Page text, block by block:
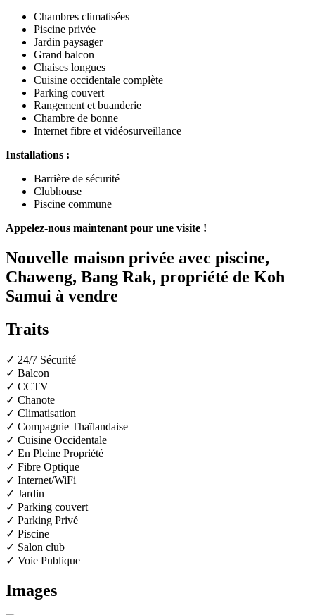
Chambres climatisées
Piscine privée
Jardin paysager
Grand balcon
Chaises longues
Cuisine occidentale complète
Parking couvert
Rangement et buanderie
Chambre de bonne
Internet fibre et vidéosurveillance
Installations :
Barrière de sécurité
Clubhouse
Piscine commune
Appelez-nous maintenant pour une visite !
Nouvelle maison privée avec piscine,
Chaweng, Bang Rak, propriété de Koh
Samui à vendre
Traits
✓ 24/7 Sécurité
✓ Balcon
✓ CCTV
✓ Chanote
✓ Climatisation
✓ Compagnie Thaïlandaise
✓ Cuisine Occidentale
✓ En Pleine Propriété
✓ Fibre Optique
✓ Internet/WiFi
✓ Jardin
✓ Parking couvert
✓ Parking Privé
✓ Piscine
✓ Salon club
✓ Voie Publique
Images